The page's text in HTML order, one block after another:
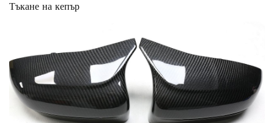
Тъкане на кепър